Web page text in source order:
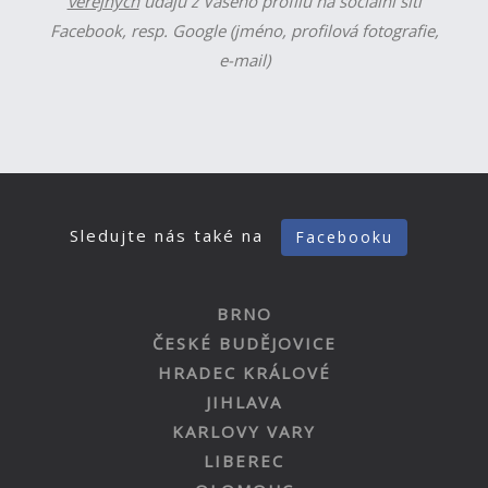
Facebook, resp. Google (jméno, profilová fotografie,
e-mail)
Sledujte nás také na Facebooku
BRNO
ČESKÉ BUDĚJOVICE
HRADEC KRÁLOVÉ
JIHLAVA
KARLOVY VARY
LIBEREC